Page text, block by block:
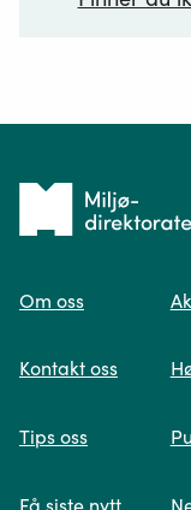
Spør oss
søk og viser
Tilbake
forsiden
Om oss
Kontakt oss
Tips oss
Få siste nytt